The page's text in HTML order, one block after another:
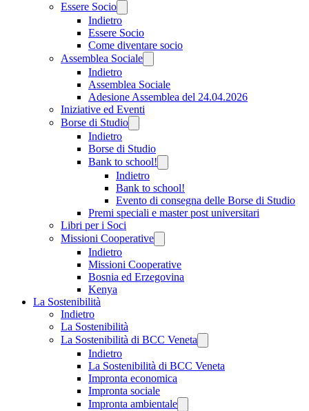
Essere Socio
Indietro
Essere Socio
Come diventare socio
Assemblea Sociale
Indietro
Assemblea Sociale
Adesione Assemblea del 24.04.2026
Iniziative ed Eventi
Borse di Studio
Indietro
Borse di Studio
Bank to school!
Indietro
Bank to school!
Evento di consegna delle Borse di Studio
Premi speciali e master post universitari
Libri per i Soci
Missioni Cooperative
Indietro
Missioni Cooperative
Bosnia ed Erzegovina
Kenya
La Sostenibilità
Indietro
La Sostenibilità
La Sostenibilità di BCC Veneta
Indietro
La Sostenibilità di BCC Veneta
Impronta economica
Impronta sociale
Impronta ambientale